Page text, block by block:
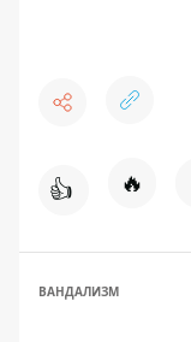
👍 🔥
ВАНДАЛИЗМ